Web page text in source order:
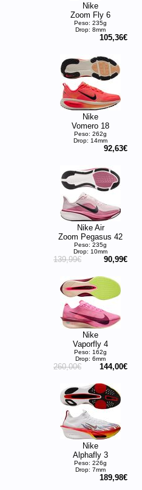
Nike
Zoom Fly 6
Peso: 235g
Drop: 8mm
105,36€
Nike
Vomero 18
Peso: 262g
Drop: 14mm
92,63€
Nike Air
Zoom Pegasus 42
Peso: 235g
Drop: 10mm
139,99€ 90,99€
Nike
Vaporfly 4
Peso: 162g
Drop: 6mm
260,00€ 144,00€
Nike
Alphafly 3
Peso: 226g
Drop: 7mm
189,98€